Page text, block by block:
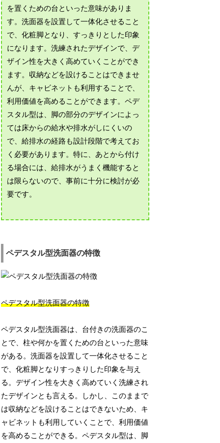
を置くための台といった意味がありま
す。洗面器を設置して一体化させること
で、化粧脚となり、すっきりとした印象
になります。洗練されたデザインで、デ
ザイン性を大きく高めていくことができ
ます。収納などを設けることはできませ
んが、キャビネットも利用することで、
利用価値を高めることができます。ペデ
スタル型は、脚の部分のデザインによっ
ては床からの給水や排水がしにくいの
で、給排水の経路も設計段階で考えてお
く必要があります。特に、あとから付け
る場合には、給排水がうまく機能すると
は限らないので、事前に十分に検討が必
要です。
ペデスタル型洗面器の特徴
ペデスタル型洗面器の特徴
ペデスタル型洗面器は、台付きの洗面器のこ
とで、柱や何かを置くための台といった意味
がある。洗面器を設置して一体化させること
で、化粧脚となりすっきりした印象を与え
る。デザイン性を大きく高めていく洗練され
たデザインとも言える。しかし、このままで
は収納などを設けることはできないため、キ
ャビネットも利用していくことで、利用価値
を高めることができる。ペデスタル型は、脚